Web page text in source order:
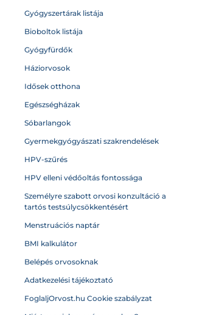
Gyógyszertárak listája
Bioboltok listája
Gyógyfürdők
Háziorvosok
Idősek otthona
Egészségházak
Sóbarlangok
Gyermekgyógyászati szakrendelések
HPV-szűrés
HPV elleni védőoltás fontossága
Személyre szabott orvosi konzultáció a
tartós testsúlycsökkentésért
Menstruációs naptár
BMI kalkulátor
Belépés orvosoknak
Adatkezelési tájékoztató
FoglaljOrvost.hu Cookie szabályzat